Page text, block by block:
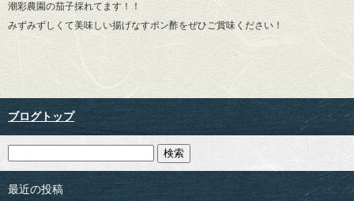
潮彩農園の茄子採れてます！！
みずみずしくて美味しい揚げなすポン酢をぜひご賞味ください！
ブログトップ
最近の投稿